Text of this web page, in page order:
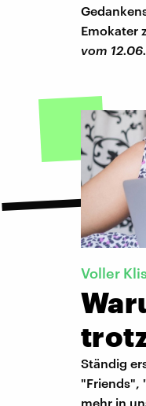
Emokater
vom
Voller
Ständig
"Friends",
mehr in